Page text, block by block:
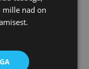
koostab komisjon
ja
lõikes
mille nad on